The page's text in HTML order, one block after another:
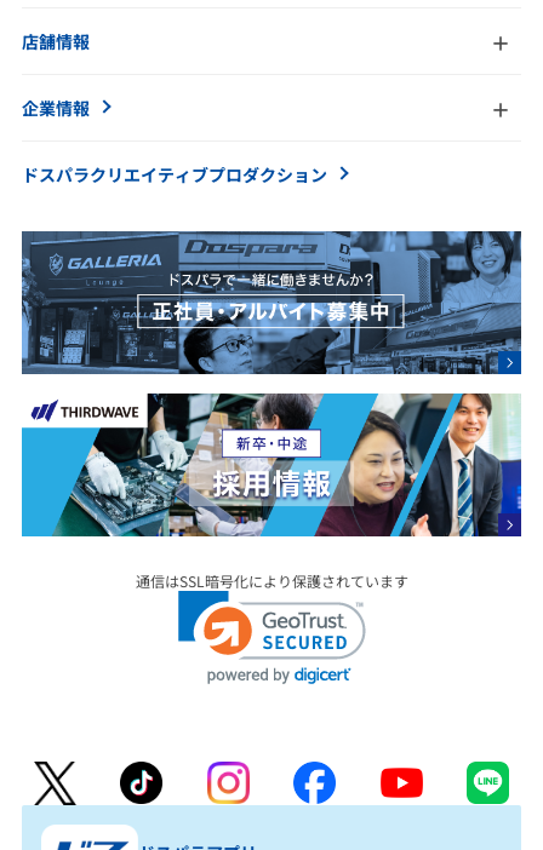
店舗情報
企業情報
ドスパラクリエイティブプロダクション
通信はSSL暗号化により保護されています